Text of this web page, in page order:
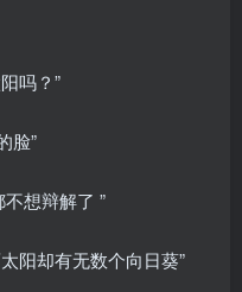
吗？”
脸”
想辩解了 ”
阳却有无数个向日葵”